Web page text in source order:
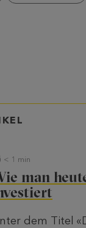
wirklich
grosse